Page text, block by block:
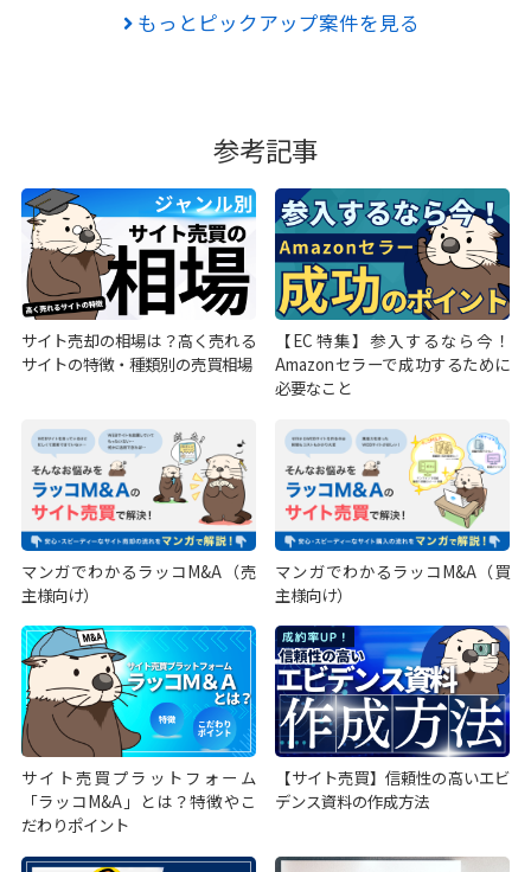
もっとピックアップ案件を見る
参考記事
サイト売却の相場は？高く売れる
サイトの特徴・種類別の売買相場
【EC特集】参入するなら今！
Amazonセラーで成功するために
必要なこと
マンガでわかるラッコM&A（売
主様向け）
マンガでわかるラッコM&A（買
主様向け）
サイト売買プラットフォーム
「ラッコM&A」とは？特徴やこ
だわりポイント
【サイト売買】信頼性の高いエビ
デンス資料の作成方法